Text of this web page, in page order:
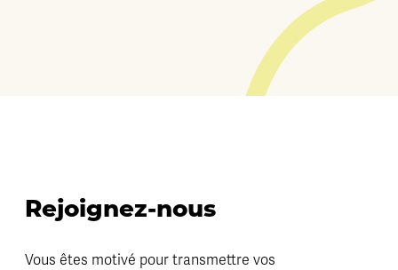
Rejoignez-nous
Vous êtes motivé pour transmettre vos